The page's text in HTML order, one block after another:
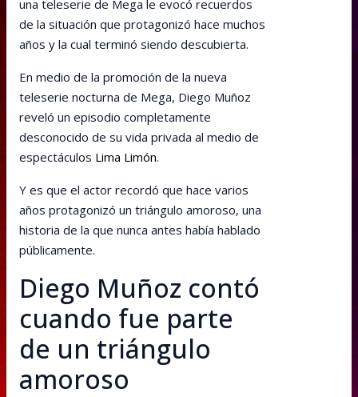
una teleserie de Mega le evocó recuerdos
de la situación que protagonizó hace muchos
años y la cual terminó siendo descubierta.
En medio de la promoción de la nueva
teleserie nocturna de Mega, Diego Muñoz
reveló un episodio completamente
desconocido de su vida privada al medio de
espectáculos Lima Limón.
Y es que el actor recordó que hace varios
años protagonizó un triángulo amoroso, una
historia de la que nunca antes había hablado
públicamente.
Diego Muñoz contó
cuando fue parte
de un triángulo
amoroso